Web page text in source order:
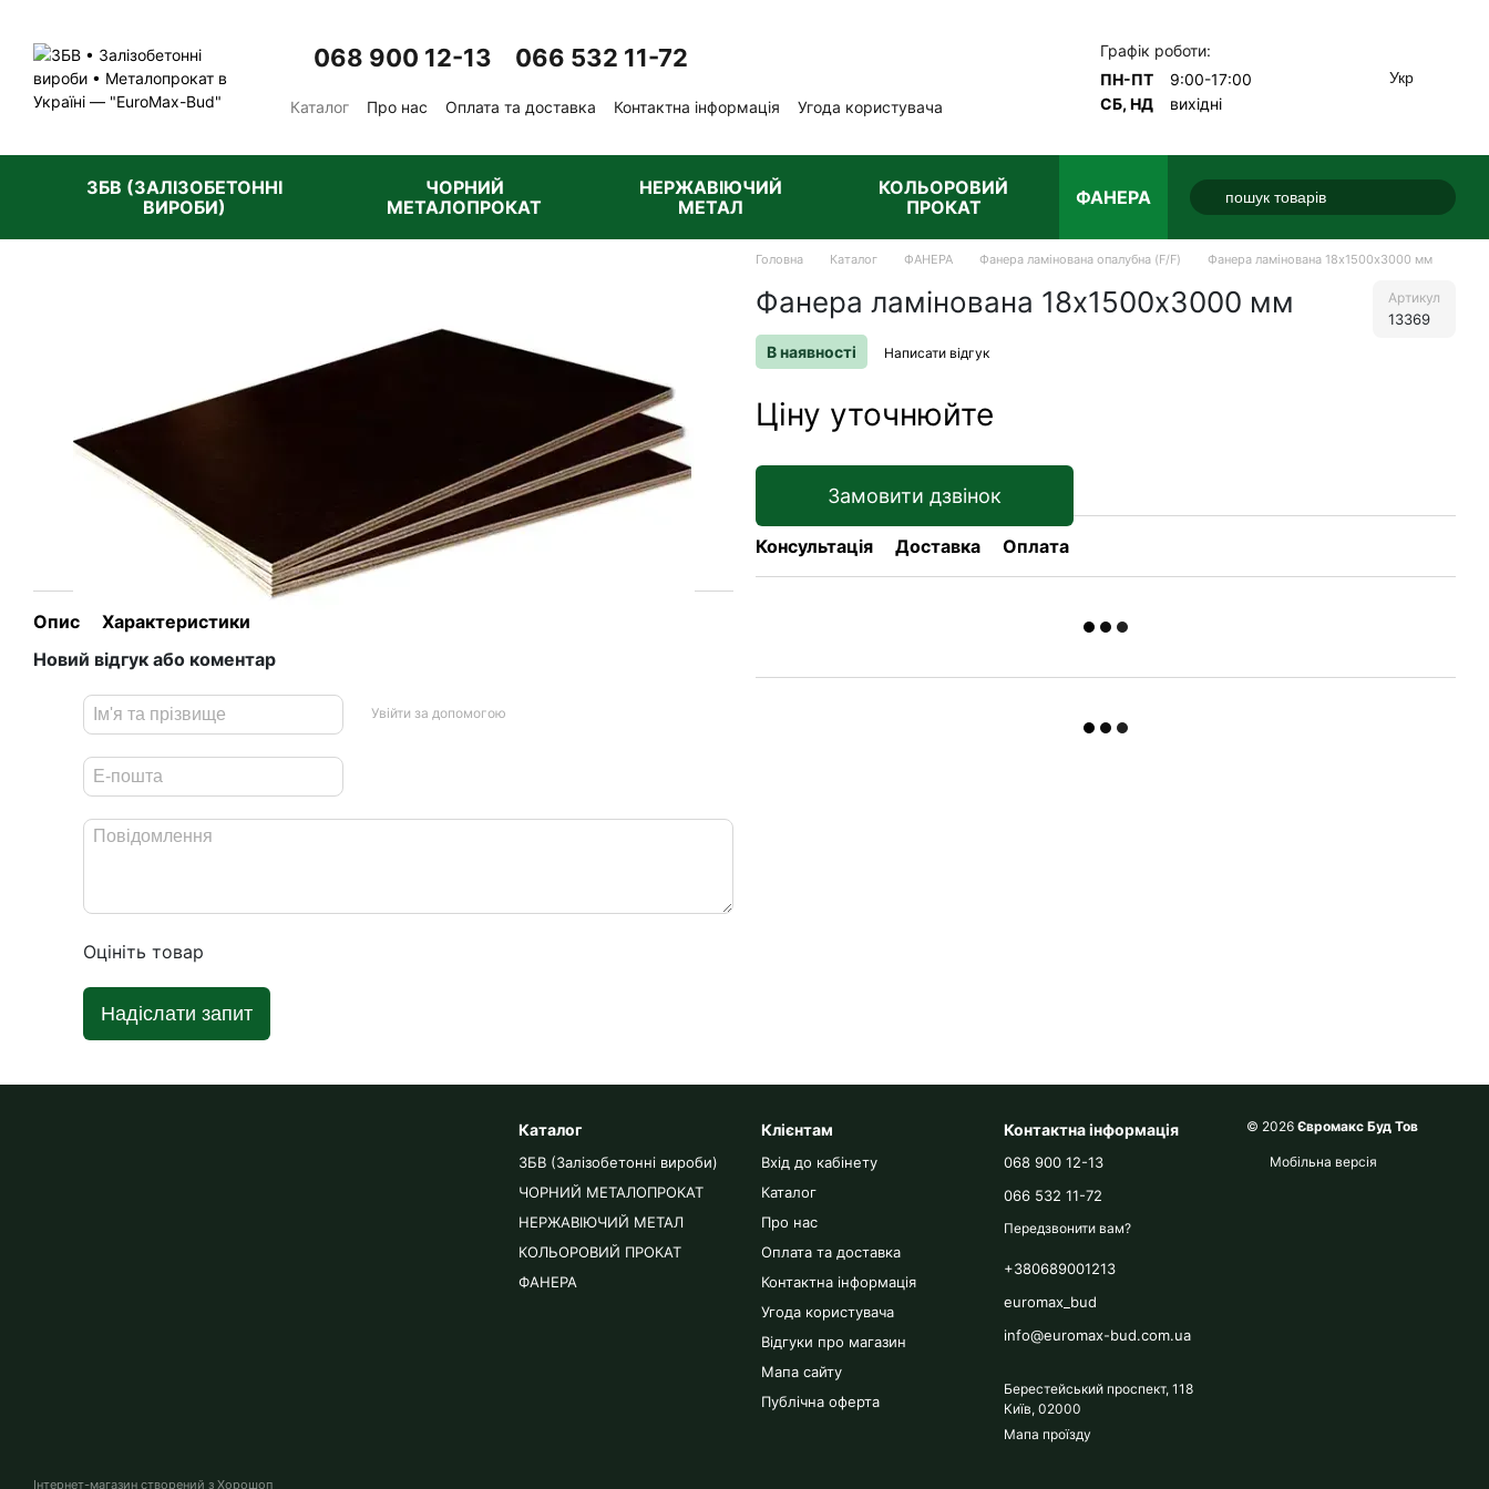
068 900 12-13 066 532 11-72
Каталог Про нас Оплата та доставка Контактна інформація
Угода користувача
Графік роботи:
ПН-ПТ
9:00-17:00
СБ, НД
вихідні
Укр
ЗБВ (ЗАЛІЗОБЕТОННІ
ВИРОБИ)
ЧОРНИЙ
МЕТАЛОПРОКАТ
НЕРЖАВІЮЧИЙ
МЕТАЛ
КОЛЬОРОВИЙ
ПРОКАТ
ФАНЕРА
Опис
Характеристики
Новий відгук або коментар
Увійти за допомогою
Оцініть товар
Надіслати запит
Головна Каталог ФАНЕРА Фанера ламінована опалубна (F/F) Фанера ламінована 18х1500х3000 мм
Фанера ламінована 18х1500х3000 мм Артикул
13369
В наявності Написати відгук
Ціну уточнюйте
Замовити дзвінок
Консультація Доставка Оплата
Інтернет-магазин створений з Хорошоп
Каталог
ЗБВ (Залізобетонні вироби)
ЧОРНИЙ МЕТАЛОПРОКАТ
НЕРЖАВІЮЧИЙ МЕТАЛ
КОЛЬОРОВИЙ ПРОКАТ
ФАНЕРА
Клієнтам
Вхід до кабінету
Каталог
Про нас
Оплата та доставка
Контактна інформація
Угода користувача
Відгуки про магазин
Мапа сайту
Публічна оферта
Контактна інформація
068 900 12-13
066 532 11-72
Передзвонити вам?
+380689001213
euromax_bud
info@euromax-bud.com.ua
Берестейський проспект, 118
Київ, 02000
Мапа проїзду
© 2026 Євромакс Буд Тов
Мобільна версія